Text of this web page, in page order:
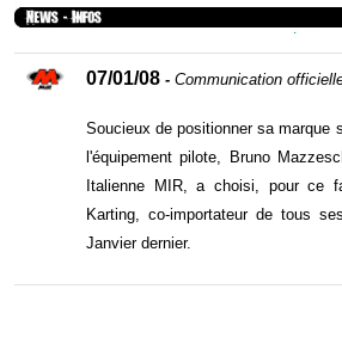
07/01/08 - Communication
Soucieux de positionner sa marque
l'équipement pilote, Bruno
Italienne MIR, a choisi, pour ce
Karting, co-importateur de tous
Janvier dernier.